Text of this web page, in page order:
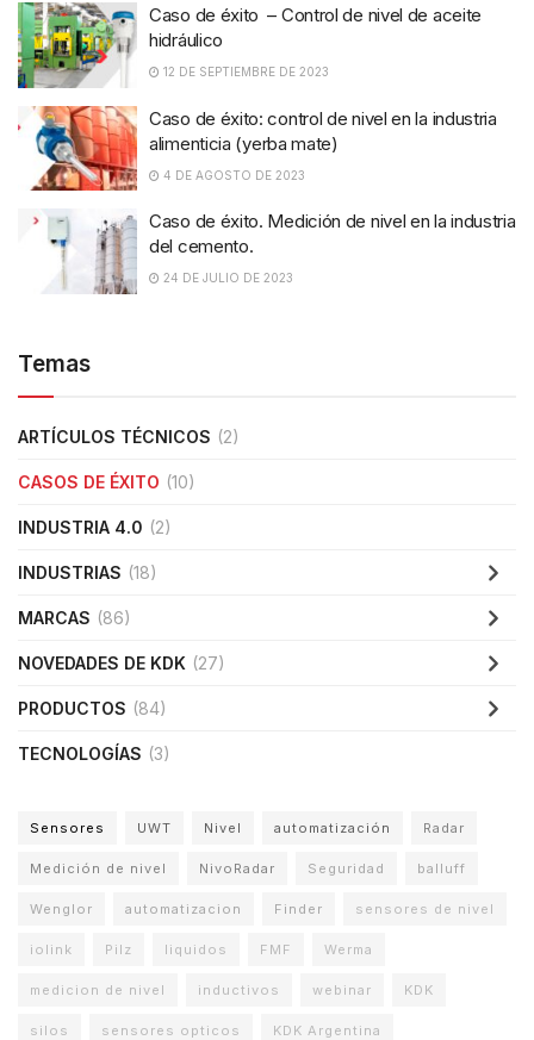
Caso de éxito – Control de nivel de aceite
hidráulico
12 DE SEPTIEMBRE DE 2023
Caso de éxito: control de nivel en la industria
alimenticia (yerba mate)
4 DE AGOSTO DE 2023
Caso de éxito. Medición de nivel en la industria
del cemento.
24 DE JULIO DE 2023
Temas
ARTÍCULOS TÉCNICOS (2)
CASOS DE ÉXITO (10)
INDUSTRIA 4.0 (2)
INDUSTRIAS (18)
MARCAS (86)
NOVEDADES DE KDK (27)
PRODUCTOS (84)
TECNOLOGÍAS (3)
Sensores UWT Nivel automatización Radar
Medición de nivel NivoRadar Seguridad balluff
Wenglor automatizacion Finder sensores de nivel
iolink Pilz liquidos FMF Werma
medicion de nivel inductivos webinar KDK
silos sensores opticos KDK Argentina